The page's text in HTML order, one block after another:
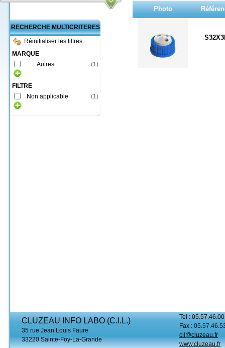
RECHERCHE MULTICRITERES
Réinitialiser les filtres.
MARQUE
Autres
(1)
FILTRE
Non applicable
(1)
Photo
CLUZEAU INFO LABO (C.I.L.)
35 rue Jean Louis Faure
33220 Sainte-Foy-La-Grande
Tel :
Fax :
cil@cluzeau.fr
www.cluzeau.fr